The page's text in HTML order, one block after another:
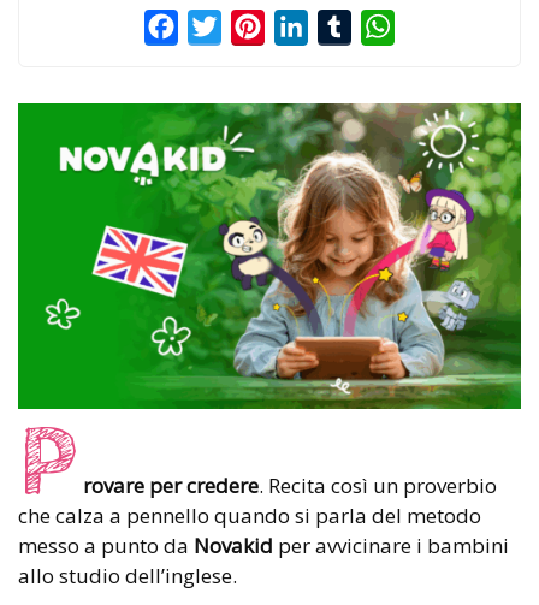
FacebookTwitterPinterestLinkedInTumblr
P rovare per credere. Recita così un proverbio
che calza a pennello quando si parla del metodo
messo a punto da Novakid per avvicinare i bambini
allo studio dell’inglese.